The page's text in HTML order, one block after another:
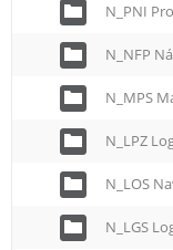
N_PNI
N_NFP
N_MPS
N_LPZ
N_LOS
N_LGS